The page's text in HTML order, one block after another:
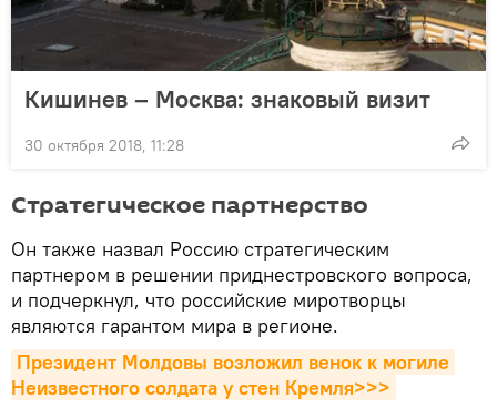
Кишинев – Москва: знаковый визит
30 октября 2018, 11:28
Стратегическое партнерство
Он также назвал Россию стратегическим
партнером в решении приднестровского вопроса,
и подчеркнул, что российские миротворцы
являются гарантом мира в регионе.
Президент Молдовы возложил венок к могиле
Неизвестного солдата у стен Кремля>>>